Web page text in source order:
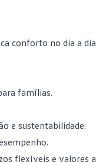
conforto no dia a
famílias.
e sustentabilidade.
flexíveis e valores